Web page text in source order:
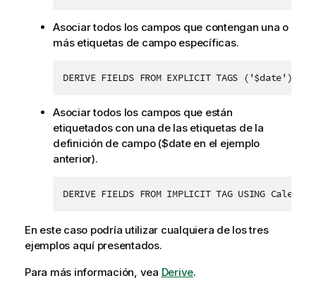
Asociar todos los campos que contengan una o
más etiquetas de campo específicas.
DERIVE FIELDS FROM EXPLICIT TAGS ('$date')
Asociar todos los campos que están
etiquetados con una de las etiquetas de la
definición de campo ($dateen el ejemplo
anterior).
DERIVE FIELDS FROM IMPLICIT TAG USING
En este caso podría utilizar cualquiera de los tres
ejemplos aquí presentados.
Para más información, vea Derive.